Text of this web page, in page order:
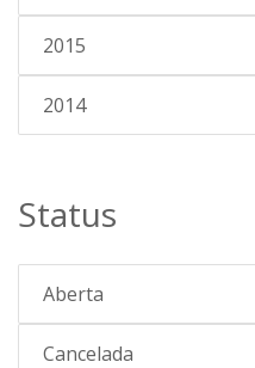
2015
2014
Status
Aberta
Cancelada